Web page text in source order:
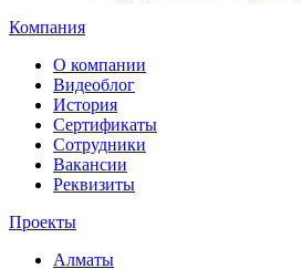
Компания
О компании
Видеоблог
История
Сертификаты
Сотрудники
Вакансии
Реквизиты
Проекты
Алматы